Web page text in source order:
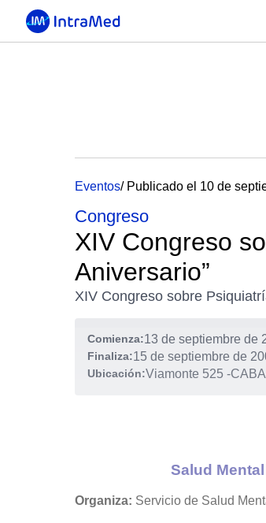
Eventos/ Publicado el 10 de
Congreso
XIV Congreso
Aniversario”
XIV Congreso sobre
Comienza:13 de septiembre de
Finaliza:15 de septiembre de
Ubicación:Viamonte 525 -
Salud
Organiza: Servicio de Salud